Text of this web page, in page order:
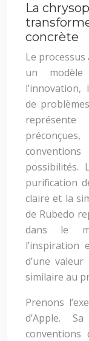
La
concrète
Le
un
de
possibilités.
purification
claire et la
de Rubedo
dans le
l’inspiration
d’une
similaire au
Prenons
d’Apple.
conventions